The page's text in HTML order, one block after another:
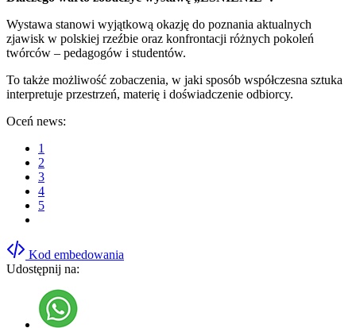
Wystawa stanowi wyjątkową okazję do poznania aktualnych
zjawisk w polskiej rzeźbie oraz konfrontacji różnych pokoleń
twórców – pedagogów i studentów.
To także możliwość zobaczenia, w jaki sposób współczesna sztuka
interpretuje przestrzeń, materię i doświadczenie odbiorcy.
Oceń news:
1
2
3
4
5
Kod embedowania
Udostępnij na: